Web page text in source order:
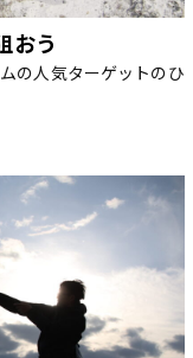
おう
の人気ターゲットのひ